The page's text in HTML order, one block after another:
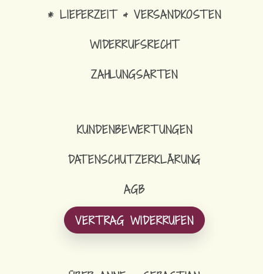
* LIEFERZEIT & VERSANDKOSTEN
WIDERRUFSRECHT
ZAHLUNGSARTEN
KUNDENBEWERTUNGEN
DATENSCHUTZERKLÄRUNG
AGB
VERTRAG WIDERRUFEN